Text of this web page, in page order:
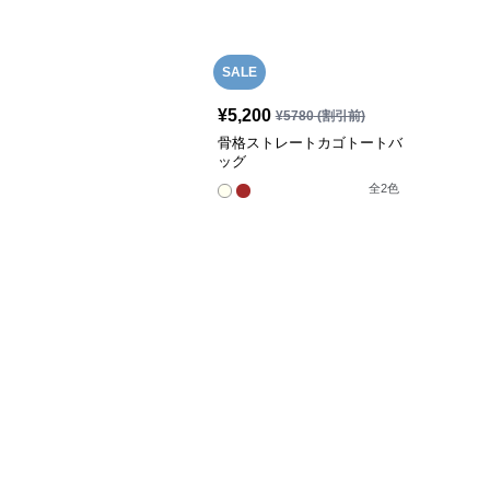
SALE
¥5,200 ¥5780(割引前)
骨格ストレートカゴトートバ
ッグ
全2色